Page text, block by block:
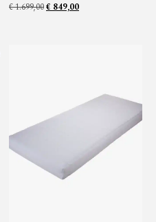
€1.699,00€849,00